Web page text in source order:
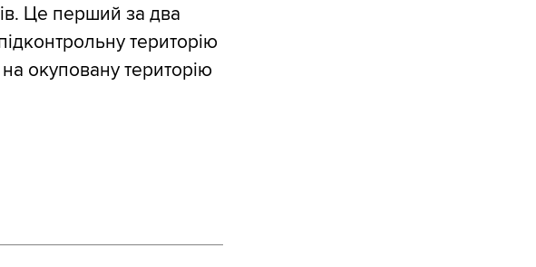
Це перший за два
територію
окуповану територію